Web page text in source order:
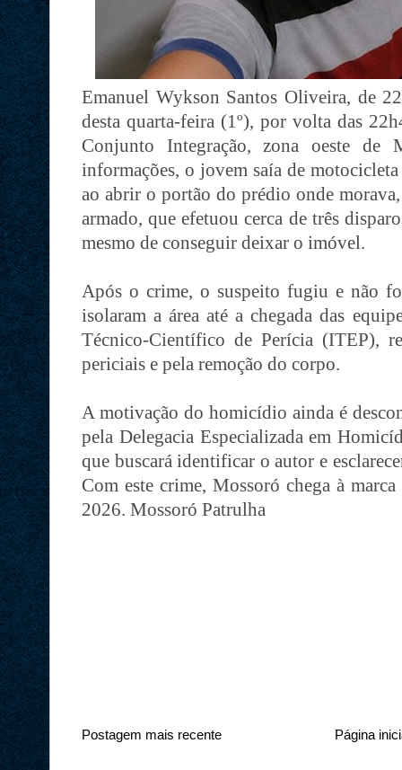
Emanuel Wykson Santos Oliveira, de
desta quarta-feira (1º), por volta das
Conjunto Integração, zona oeste de
informações, o jovem saía de
ao abrir o portão do prédio onde
armado, que efetuou cerca de três
mesmo de conseguir deixar o imóvel.
Após o crime, o suspeito fugiu e não
isolaram a área até a chegada das
Técnico-Científico de Perícia (ITEP),
periciais e pela remoção do corpo.
A motivação do homicídio ainda é
pela Delegacia Especializada em
que buscará identificar o autor e
Com este crime, Mossoró chega à
2026. Mossoró Patrulha
Postagem mais recente Página